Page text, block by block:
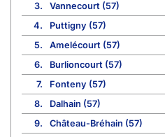
3.
Vannecourt (57)
4.
Puttigny (57)
5.
Amelécourt (57)
6.
Burlioncourt (57)
7.
Fonteny (57)
8.
Dalhain (57)
9.
Château-Bréhain (57)